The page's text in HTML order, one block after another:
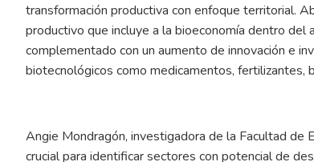
transformación productiva con enfoque territorial.
productivo que incluye a la bioeconomía dentro
complementado con un aumento de innovación e
biotecnológicos como medicamentos, fertilizantes,
Angie Mondragón, investigadora de la Facultad de
crucial para identificar sectores con potencial de